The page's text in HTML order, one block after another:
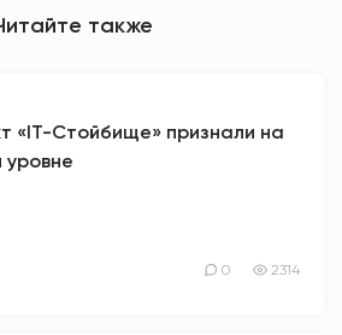
также
«IT-Стойбище» признали на
0 2314